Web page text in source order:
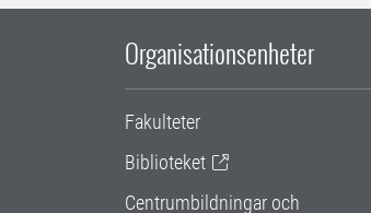
Organisationsenheter
Fakulteter
Biblioteket
Centrumbildningar och